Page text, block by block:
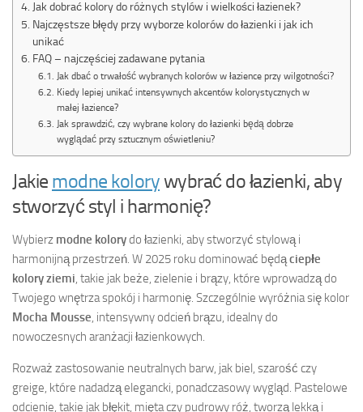
Jak dobrać kolory do różnych stylów i wielkości łazienek?
Najczęstsze błędy przy wyborze kolorów do łazienki i jak ich
unikać
FAQ – najczęściej zadawane pytania
Jak dbać o trwałość wybranych kolorów w łazience przy wilgotności?
Kiedy lepiej unikać intensywnych akcentów kolorystycznych w
małej łazience?
Jak sprawdzić, czy wybrane kolory do łazienki będą dobrze
wyglądać przy sztucznym oświetleniu?
Jakie modne kolorywybrać do łazienki, aby
stworzyć styl i harmonię?
Wybierz modne kolorydo łazienki, aby stworzyć stylową i
harmonijną przestrzeń. W 2025 roku dominować będąciepłe
kolory ziemi , takie jak beże, zielenie i brązy, które wprowadzą do
Twojego wnętrza spokój i harmonię. Szczególnie wyróżnia się kolor
Mocha Mousse , intensywny odcień brązu, idealny do
nowoczesnych aranżacji łazienkowych.
Rozważ zastosowanie neutralnych barw, jak biel, szarość czy
greige, które nadadzą elegancki, ponadczasowy wygląd. Pastelowe
odcienie, takie jak błękit, mięta czy pudrowy róż, tworzą lekką i